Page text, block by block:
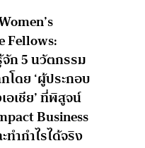
Fellows:
ก 5 นวัตกรรม
โดย ‘ผู้ประกอบ
เชีย’ ที่พิสูจน์
Business
ทำกำไรได้จริง